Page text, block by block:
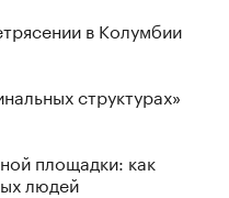
в Колумбии
структурах»
площадки: как
людей